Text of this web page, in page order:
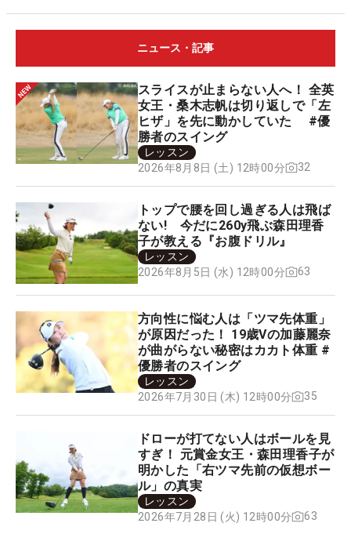
ニュース・記事
スライスが止まらない人へ！ 全英
女王・桑木志帆は切り返しで「左
ヒザ」を先に動かしていた #優
勝者のスイング
レッスン
2026年8月8日 (土) 12時00分
32
トップで腰を回し過ぎる人は飛ば
ない! 今だに260y飛ぶ森田理香
子が教える『お腹ドリル』
レッスン
2026年8月5日 (水) 12時00分
63
方向性に悩む人は「ツマ先体重」
が原因だった！ 19歳Vの加藤麗奈
が曲がらない秘密はカカト体重 #
優勝者のスイング
レッスン
2026年7月30日 (木) 12時00分
35
ドローが打てない人はボールを見
すぎ！ 元賞金女王・森田理香子が
明かした「右ツマ先前の仮想ボー
ル」の真実
レッスン
2026年7月28日 (火) 12時00分
63